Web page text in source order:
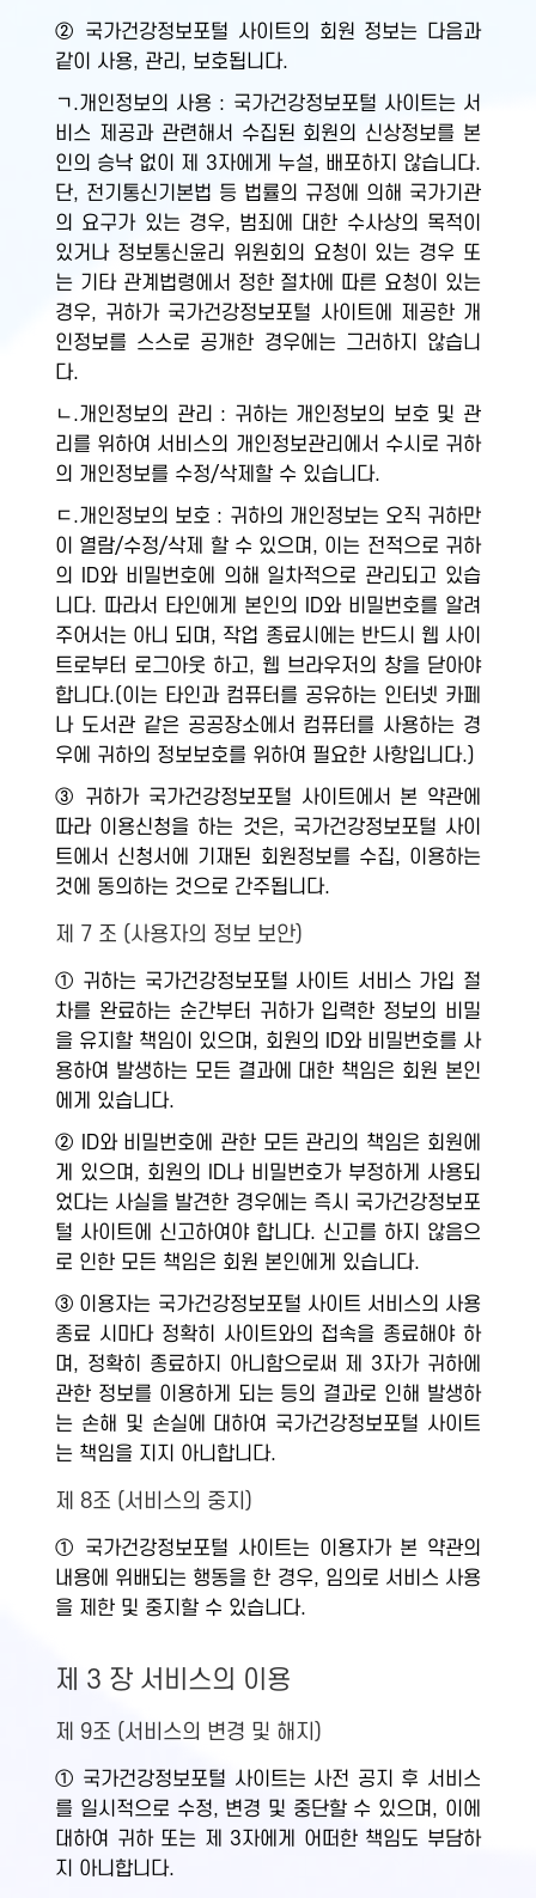
② 국가건강정보포털 사이트의 회원 정보는 다음과
같이 사용, 관리, 보호됩니다.
ㄱ.개인정보의 사용 : 국가건강정보포털 사이트는 서
비스 제공과 관련해서 수집된 회원의 신상정보를 본
인의 승낙 없이 제 3자에게 누설, 배포하지 않습니다.
단, 전기통신기본법 등 법률의 규정에 의해 국가기관
의 요구가 있는 경우, 범죄에 대한 수사상의 목적이
있거나 정보통신윤리 위원회의 요청이 있는 경우 또
는 기타 관계법령에서 정한 절차에 따른 요청이 있는
경우, 귀하가 국가건강정보포털 사이트에 제공한 개
인정보를 스스로 공개한 경우에는 그러하지 않습니
다.
ㄴ.개인정보의 관리 : 귀하는 개인정보의 보호 및 관
리를 위하여 서비스의 개인정보관리에서 수시로 귀하
의 개인정보를 수정/삭제할 수 있습니다.
ㄷ.개인정보의 보호 : 귀하의 개인정보는 오직 귀하만
이 열람/수정/삭제 할 수 있으며, 이는 전적으로 귀하
의 ID와 비밀번호에 의해 일차적으로 관리되고 있습
니다. 따라서 타인에게 본인의 ID와 비밀번호를 알려
주어서는 아니 되며, 작업 종료시에는 반드시 웹 사이
트로부터 로그아웃 하고, 웹 브라우저의 창을 닫아야
합니다.(이는 타인과 컴퓨터를 공유하는 인터넷 카페
나 도서관 같은 공공장소에서 컴퓨터를 사용하는 경
우에 귀하의 정보보호를 위하여 필요한 사항입니다.)
③ 귀하가 국가건강정보포털 사이트에서 본 약관에
따라 이용신청을 하는 것은, 국가건강정보포털 사이
트에서 신청서에 기재된 회원정보를 수집, 이용하는
것에 동의하는 것으로 간주됩니다.
제 7 조 (사용자의 정보 보안)
① 귀하는 국가건강정보포털 사이트 서비스 가입 절
차를 완료하는 순간부터 귀하가 입력한 정보의 비밀
을 유지할 책임이 있으며, 회원의 ID와 비밀번호를 사
용하여 발생하는 모든 결과에 대한 책임은 회원 본인
에게 있습니다.
② ID와 비밀번호에 관한 모든 관리의 책임은 회원에
게 있으며, 회원의 ID나 비밀번호가 부정하게 사용되
었다는 사실을 발견한 경우에는 즉시 국가건강정보포
털 사이트에 신고하여야 합니다. 신고를 하지 않음으
로 인한 모든 책임은 회원 본인에게 있습니다.
③ 이용자는 국가건강정보포털 사이트 서비스의 사용
종료 시마다 정확히 사이트와의 접속을 종료해야 하
며, 정확히 종료하지 아니함으로써 제 3자가 귀하에
관한 정보를 이용하게 되는 등의 결과로 인해 발생하
는 손해 및 손실에 대하여 국가건강정보포털 사이트
는 책임을 지지 아니합니다.
제 8조 (서비스의 중지)
① 국가건강정보포털 사이트는 이용자가 본 약관의
내용에 위배되는 행동을 한 경우, 임의로 서비스 사용
을 제한 및 중지할 수 있습니다.
제 3 장 서비스의 이용
제 9조 (서비스의 변경 및 해지)
① 국가건강정보포털 사이트는 사전 공지 후 서비스
를 일시적으로 수정, 변경 및 중단할 수 있으며, 이에
대하여 귀하 또는 제 3자에게 어떠한 책임도 부담하
지 아니합니다.